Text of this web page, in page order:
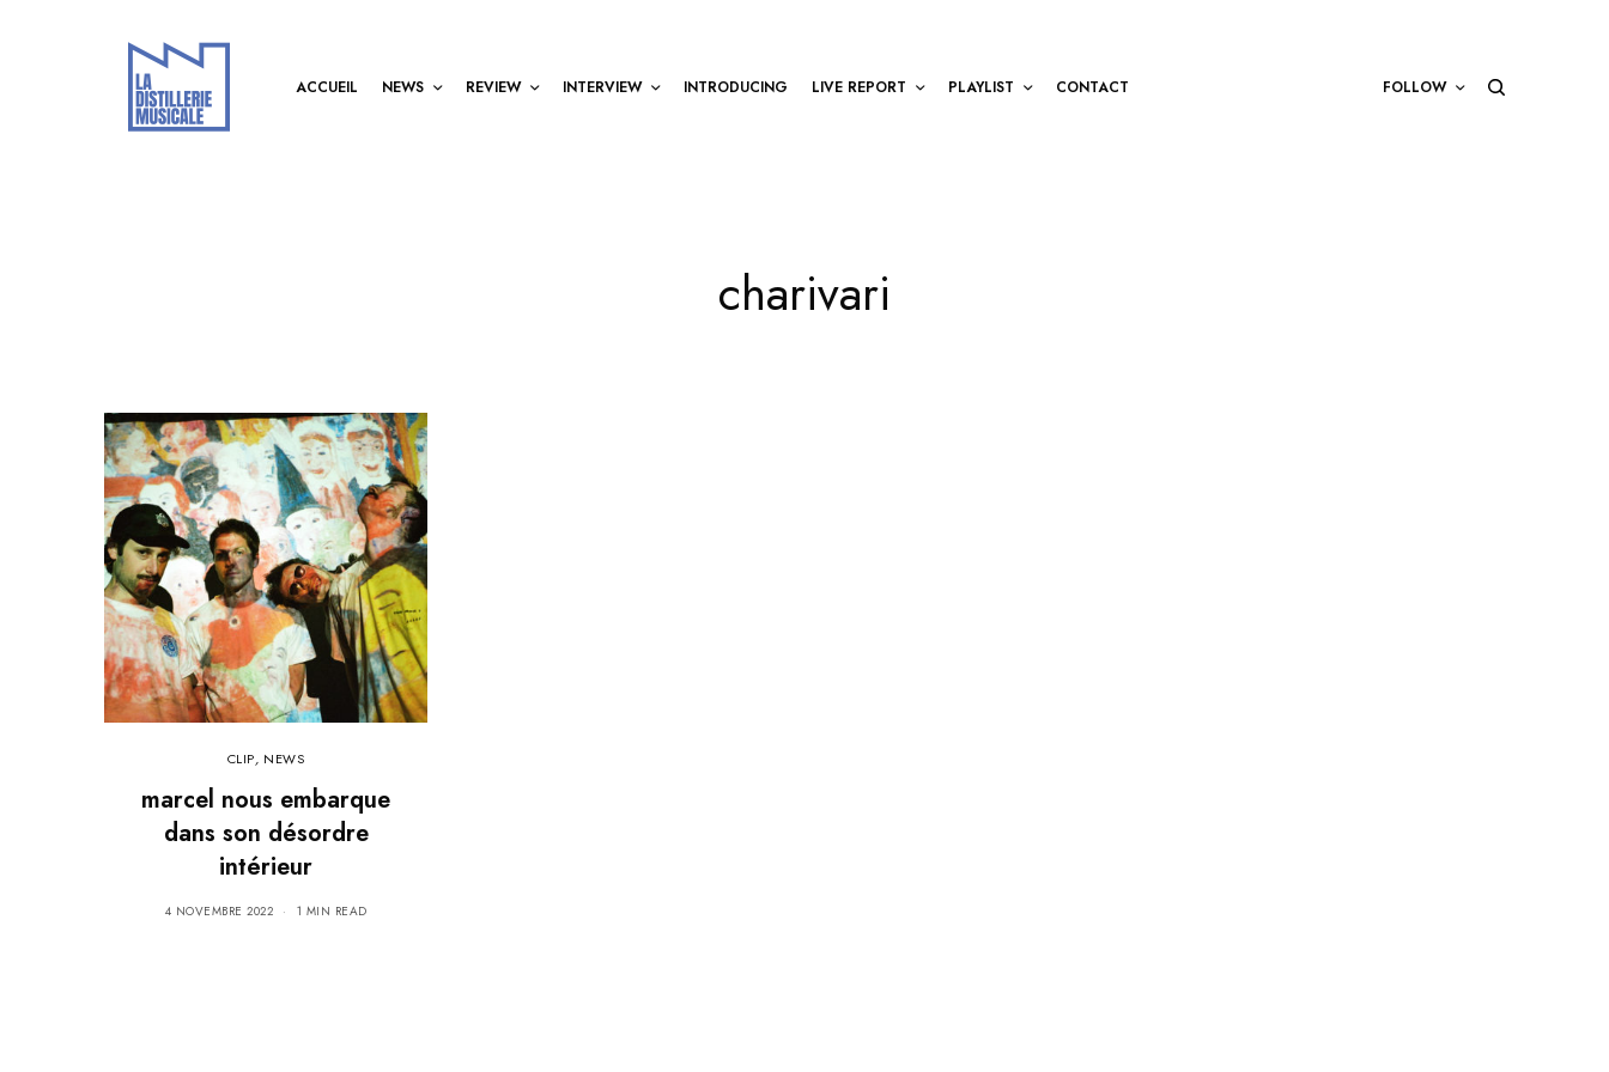
ACCUEIL NEWS REVIEW INTERVIEW INTRODUCING LIVE REPORT PLAYLIST CONTACT FOLLOW
charivari
CLIP, NEWS
marcel nous embarque
dans son désordre
intérieur
4 NOVEMBRE 2022 1 MIN READ